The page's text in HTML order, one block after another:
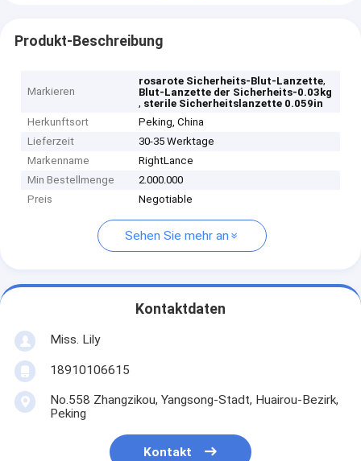
Produkt-Beschreibung
Markieren
rosarote Sicherheits-Blut-Lanzette,
Blut-Lanzette der Sicherheits-0.03kg
, sterile Sicherheitslanzette 0.059in
Herkunftsort
Peking, China
Lieferzeit
30-35 Werktage
Markenname
RightLance
Min Bestellmenge
2.000.000
Preis
Negotiable
Sehen Sie mehr an
Kontaktdaten
Miss. Lily
18910106615
No.558 Zhangzikou, Yangsong-Stadt, Huairou-Bezirk,
Peking
Kontakt